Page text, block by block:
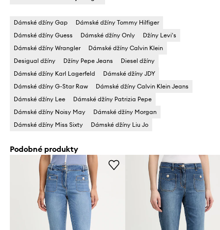
Dámské džíny Gap
Dámské džíny Tommy Hilfiger
Dámské džíny Guess
Dámské džíny Only
Džíny Levi's
Dámské džíny Wrangler
Dámské džíny Calvin Klein
Desigual džíny
Džíny Pepe Jeans
Diesel džíny
Dámské džíny Karl Lagerfeld
Dámské džíny JDY
Dámské džíny G-Star Raw
Dámské džíny Calvin Klein Jeans
Dámské džíny Lee
Dámské džíny Patrizia Pepe
Dámské džíny Noisy May
Dámské džíny Morgan
Dámské džíny Miss Sixty
Dámské džíny Liu Jo
Podobné produkty